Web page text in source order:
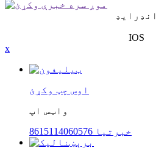
انډرایډ
IOS
x
اوس چټ وکړئ
واټس اپ
8615114060576 خبرتیا